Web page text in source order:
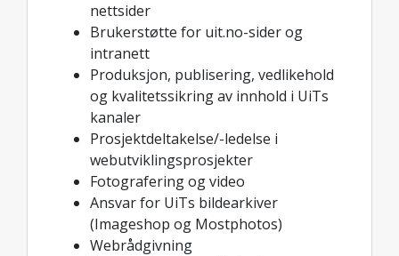
nettsider
Brukerstøtte for uit.no-sider og
intranett
Produksjon, publisering, vedlikehold
og kvalitetssikring av innhold i UiTs
kanaler
Prosjektdeltakelse/-ledelse i
webutviklingsprosjekter
Fotografering og video
Ansvar for UiTs bildearkiver
(Imageshop og Mostphotos)
Webrådgivning